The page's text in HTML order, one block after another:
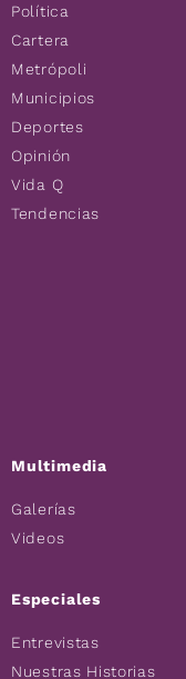
Política
Cartera
Metrópoli
Municipios
Deportes
Opinión
Vida Q
Tendencias
Multimedia
Galerías
Videos
Especiales
Entrevistas
Nuestras Historias